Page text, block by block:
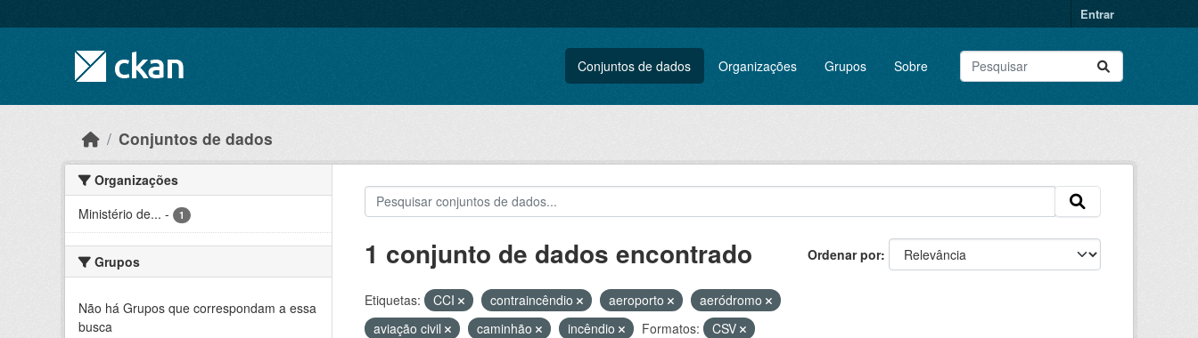
Entrar
Conjuntos de dados Organizações Grupos Sobre
Conjuntos de dados
Organizações
Ministério de... - 1
Grupos
Não há Grupos que correspondam a essa
busca
Ordenar por
1 conjunto de dados encontrado
Etiquetas: CCI contraincêndio aeroporto
aeródromo
aviação civil
caminhão incêndio Formatos: CSV